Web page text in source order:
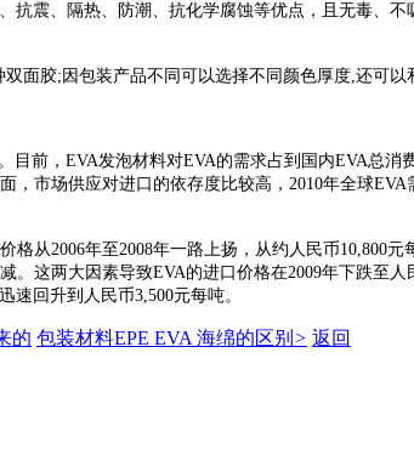
、隔热、防潮、抗化学腐蚀等优点，且无毒、不
胶;因包装产品不同可以选择不同颜色厚度,还可以
，EVA发泡材料对EVA的需求占到国内EVA总消
市场供应对进口的依存度比较高，2010年全球
2006年至2008年一路上扬，从约人民币10,800元
这两大因素导致EVA的进口价格在2009年下跌至
回升到人民币3,500元每吨。
的 包装材料EPE EVA 海绵的区别 > 返回